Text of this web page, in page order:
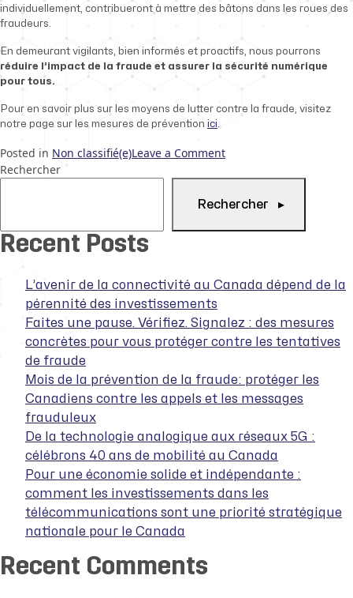
individuellement, contribueront à mettre des bâtons dans les roues des
fraudeurs.
En demeurant vigilants, bien informés et proactifs, nous pourrons
réduire l’impact de la fraude et assurer la sécurité numérique
pour tous.
Pour en savoir plus sur les moyens de lutter contre la fraude, visitez
notre page sur les mesures de prévention ici
Posted in Non classifié(e)Leave a Commenton
prévention
la
luttons
la
fraude!
Rechercher
Rechercher
Recent Posts
L’avenir de la connectivité au Canada dépend de la
pérennité des investissements
Faites une pause. Vérifiez. Signalez : des mesures
concrètes pour vous protéger contre les tentatives
de fraude
Mois de la prévention de la fraude: protéger les
Canadiens contre les appels et les messages
frauduleux
De la technologie analogique aux réseaux 5G :
célébrons 40 ans de mobilité au Canada
Pour une économie solide et indépendante :
comment les investissements dans les
télécommunications sont une priorité stratégique
nationale pour le Canada
Recent Comments